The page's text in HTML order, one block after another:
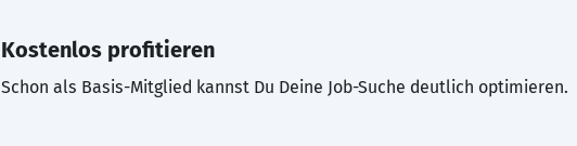
Kostenlos profitieren
Schon als Basis-Mitglied kannst Du Deine Job-Suche deutlich optimieren.